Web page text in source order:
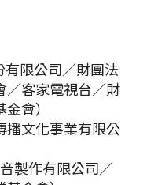
有限公司／財團法
／客家電視台／財
會）
播文化事業有限公
製作有限公司／